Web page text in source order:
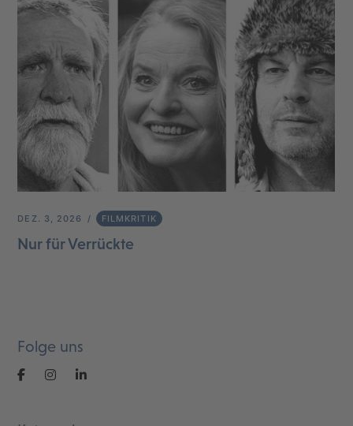
DEZ. 3, 2026 FILMKRITIK
Nur für Verrückte
Folge uns